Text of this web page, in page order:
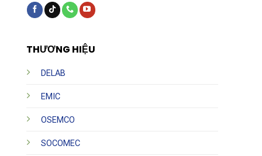
THƯƠNG HIỆU
DELAB
EMIC
OSEMCO
SOCOMEC